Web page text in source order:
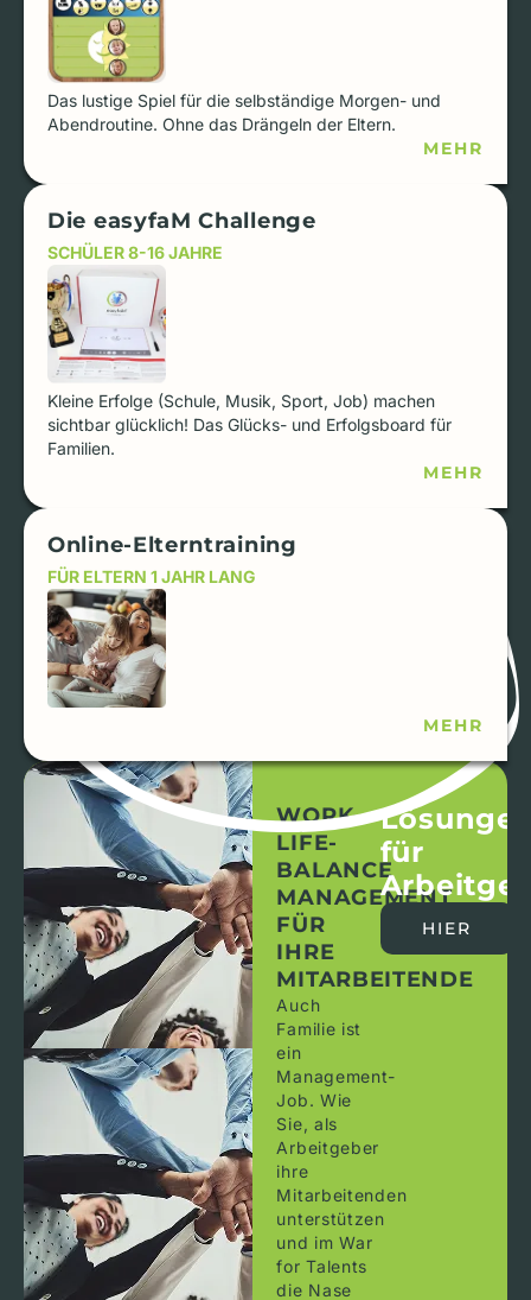
Das lustige Spiel für die selbständige Morgen- und
Abendroutine. Ohne das Drängeln der Eltern.
MEHR
Die easyfaM Challenge
SCHÜLER 8-16 JAHRE
Kleine Erfolge (Schule, Musik, Sport, Job) machen
sichtbar glücklich! Das Glücks- und Erfolgsboard für
Familien.
MEHR
Online-Elterntraining
FÜR ELTERN 1 JAHR LANG
MEHR
WORK-
LIFE-
BALANCE
MANAGEMENT
FÜR
IHRE
MITARBEITENDE
Auch
Familie ist
ein
Management-
Job. Wie
Sie, als
Arbeitgeber
ihre
Mitarbeitenden
unterstützen
und im War
for Talents
die Nase
für
HIER